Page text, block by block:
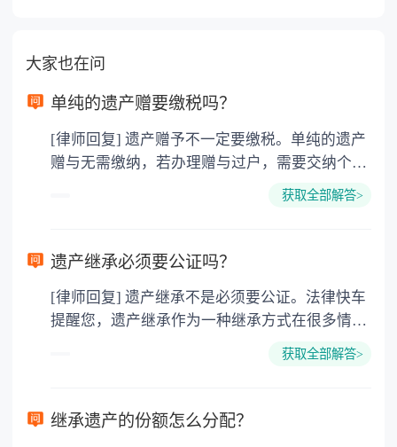
大家也在问
单纯的遗产赠要缴税吗？
[律师回复] 遗产赠予不一定要缴税。单纯的遗产
赠与无需缴纳，若办理赠与过户，需要交纳个人
所得税、契税和公证费。赠与过户是没有增值税
要缴纳公证费，具体如下： 1. 公证费：按房
3. 印花税：按房屋评估价的0.05%缴纳 4. 土
地增值税：按房价1%缴纳 5. 房屋产权登记费：
获取全部解答>
遗产继承必须要公证吗？
[律师回复] 遗产继承不是必须要公证。法律快车
提醒您，遗产继承作为一种继承方式在很多情况
下都是不需要公证的，当然，如果需要公正的也
以防对财产继承发生纠纷，可以对遗产继承进行
获取全部解答>
继承遗产的份额怎么分配？